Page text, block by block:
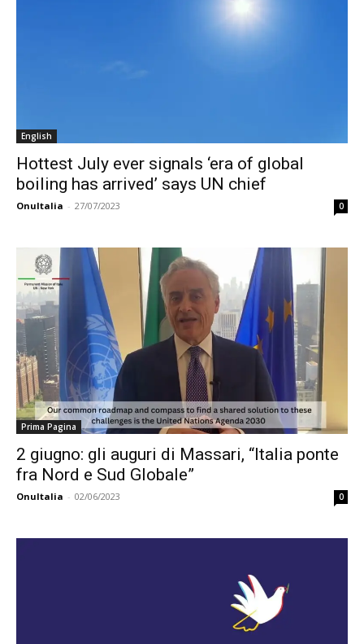
English
Hottest July ever signals ‘era of global
boiling has arrived’ says UN chief
OnuItalia - 27/07/2023 0
Prima Pagina
2 giugno: gli auguri di Massari, “Italia ponte
fra Nord e Sud Globale”
OnuItalia - 02/06/2023 0